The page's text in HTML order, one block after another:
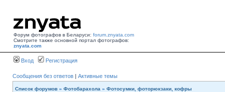
Форум фотографов в Беларуси: forum.znyata.com
Смотрите также основной портал фотографов:
znyata.com
Вход Регистрация
Сообщения без ответов | Активные темы
Список форумов » Фотобарахола » Фотосумки, фоторюкзаки, кофры